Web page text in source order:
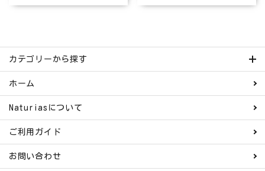
カテゴリーから探す
ホーム
Naturiasについて
ご利用ガイド
お問い合わせ